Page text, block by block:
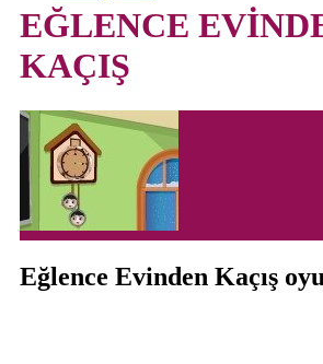
EĞLENCE
KAÇIŞ
Eğlence Evinden Kaçış